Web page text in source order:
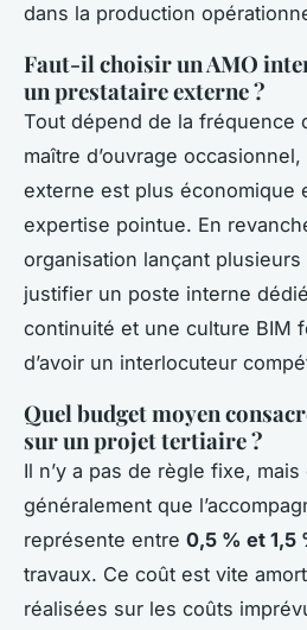
dans la production
Faut-il choisir un AMO
un prestataire externe ?
Tout dépend de la fréquence
maître d’ouvrage
externe est plus économique
expertise pointue. En
organisation lançant
justifier un poste interne
continuité et une culture BIM
d’avoir un interlocuteur
Quel budget moyen
sur un projet tertiaire ?
Il n’y a pas de règle fixe,
généralement que
représente entre 0,5 % et 1,5
travaux. Ce coût est vite
réalisées sur les coûts